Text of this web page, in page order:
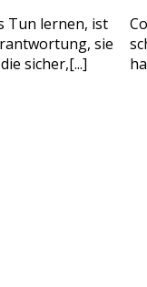
Tun lernen, ist
sie
sicher,[...]
HILFE
Daten und wir